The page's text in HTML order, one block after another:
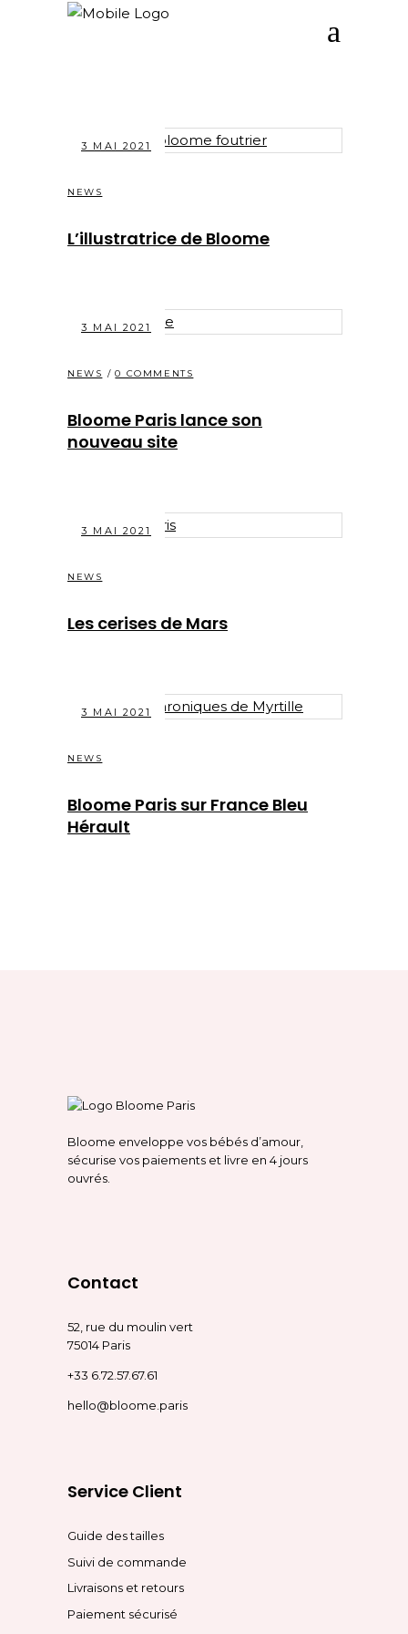
3 MAI 2021
NEWS
L’illustratrice de Bloome
3 MAI 2021
NEWS 0 COMMENTS
Bloome Paris lance son
nouveau site
3 MAI 2021
NEWS
Les cerises de Mars
3 MAI 2021
NEWS
Bloome Paris sur France Bleu
Hérault
Bloome enveloppe vos bébés d’amour,
sécurise vos paiements et livre en 4 jours
ouvrés.
Contact
52, rue du moulin vert
75014 Paris
+33 6.72.57.67.61
hello@bloome.paris
Service Client
Guide des tailles
Suivi de commande
Livraisons et retours
Paiement sécurisé